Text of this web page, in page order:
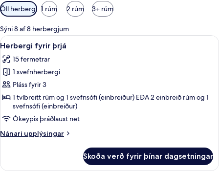
Síur
í
boði
fyrir
herbergi
Öll herbergi 1 rúm 2 rúm 3+ rúm
Sýni 8 af 8 herbergjum
Skoða
allar
myndir
fyrir
Herbergi
fyrir
þrjá
Öryggishólf í herbergi, skrifborð,
10
Herbergi fyrir þrjá
15 fermetrar
1 svefnherbergi
Pláss fyrir 3
1 tvíbreitt rúm og 1 svefnsófi (einbreiður) EÐA 2 einbreið rúm og 1
svefnsófi (einbreiður)
Ókeypis þráðlaust net
Nánari upplýsingar
Nánari
fyrir
Skoða verð fyrir þínar dagsetningar